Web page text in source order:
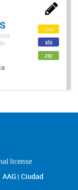
csv
xls
zip
license
| Ciudad